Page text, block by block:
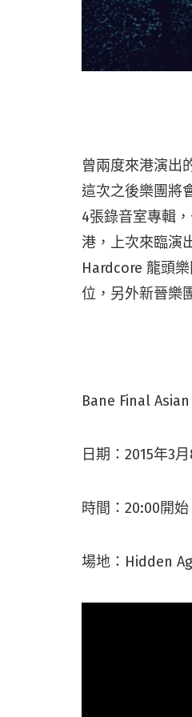
曾兩度來港演出
這次之後樂團將
4張錄音室專輯
港，上次來臨演
Hardcore 龍頭
位，另外新晉樂
Bane Final
日期：2015年3
時間：20:00開始
場地：Hidden